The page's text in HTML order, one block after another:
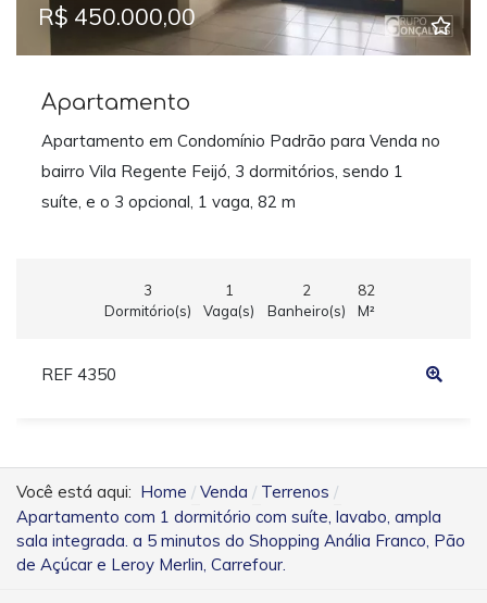
R$ 450.000,00
Apartamento
Apartamento em Condomínio Padrão para Venda no
bairro Vila Regente Feijó, 3 dormitórios, sendo 1
suíte, e o 3 opcional, 1 vaga, 82 m
3
Dormitório(s)
1
Vaga(s)
2
Banheiro(s)
82
M²
REF 4350
Você está aqui: Home Venda
Terrenos
Apartamento com 1 dormitório com suíte, lavabo, ampla
sala integrada. a 5 minutos do Shopping Anália Franco, Pão
de Açúcar e Leroy Merlin, Carrefour.